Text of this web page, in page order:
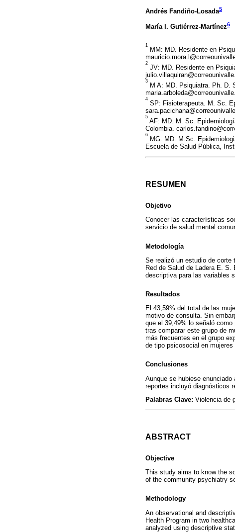
Andrés Fandiño-Losada5
María I. Gutiérrez-Martínez6
1
MM: MD. Residente en
2
JV: MD. Residente en
3
M A: MD. Psiquiatra. Ph. D.
4
SP: Fisioterapeuta. M. Sc.
5
AF: MD. M. Sc.
Colombia.
6
MG: MD. M.Sc.
Escuela de Salud Pública,
RESUMEN
Objetivo
Conocer las características
servicio de salud mental
Metodología
Se realizó un estudio de corte
Red de Salud de Ladera E.
descriptiva para las variables
Resultados
El 43,59% del total de las
motivo de consulta. Sin
que el 39,49% lo señaló
tras comparar este grupo de
más frecuentes en el grupo
de tipo psicosocial en
Conclusiones
Aunque se hubiese
reportes incluyó diagnósticos
Palabras Clave: Violencia de
ABSTRACT
Objective
This study aims to know the
of the community psychiatry
Methodology
An observational and
Health Program in two
analyzed using descriptive